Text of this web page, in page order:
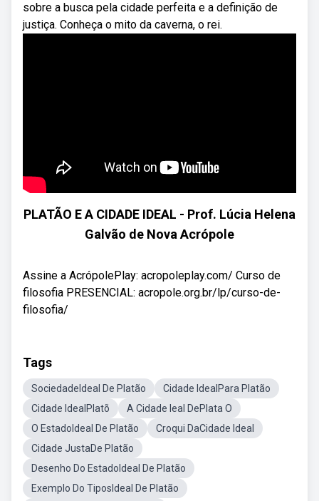
sobre a busca pela cidade perfeita e a definição de
justiça. Conheça o mito da caverna, o rei.
PLATÃO E A CIDADE IDEAL - Prof. Lúcia Helena
Galvão de Nova Acrópole
Assine a AcrópolePlay: acropoleplay.com/ Curso de
filosofia PRESENCIAL: acropole.org.br/lp/curso-de-
filosofia/
Tags
SociedadeIdeal De Platão
Cidade IdealPara Platão
Cidade IdealPlatõ
A Cidade Ieal DePlata O
O EstadoIdeal De Platão
Croqui DaCidade Ideal
Cidade JustaDe Platão
Desenho Do EstadoIdeal De Platão
Exemplo Do TiposIdeal De Platão